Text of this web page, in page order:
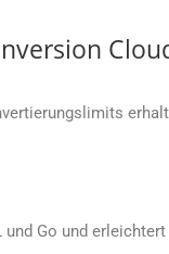
und Go und